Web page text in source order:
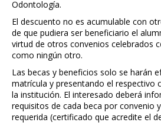
Odontología.
El descuento no es acumulable con
de que pudiera ser beneficiario el
virtud de otros convenios celebrados
como ningún otro.
Las becas y beneficios solo se harán
matrícula y presentando el respectivo
la institución. El interesado deberá
requisitos de cada beca por convenio
requerida (certificado que acredite el